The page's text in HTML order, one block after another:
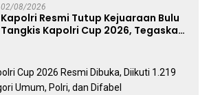
02/08/2026
Kapolri Resmi Tutup Kejuaraan Bulu
Tangkis Kapolri Cup 2026, Tegaskan